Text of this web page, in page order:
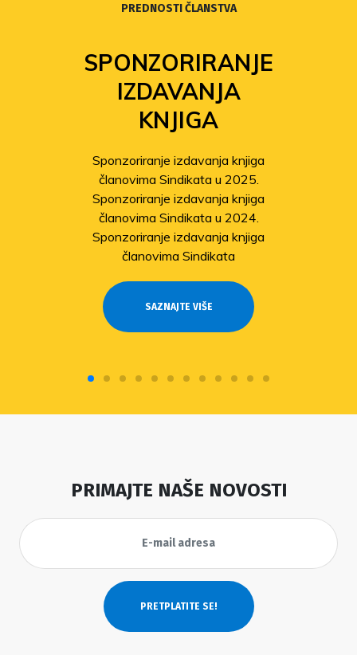
PREDNOSTI ČLANSTVA
SPONZORIRANJE
IZDAVANJA
KNJIGA
Sponzoriranje izdavanja knjiga
članovima Sindikata u 2025.
Sponzoriranje izdavanja knjiga
članovima Sindikata u 2024.
Sponzoriranje izdavanja knjiga
članovima Sindikata
SAZNAJTE VIŠE
PRIMAJTE NAŠE NOVOSTI